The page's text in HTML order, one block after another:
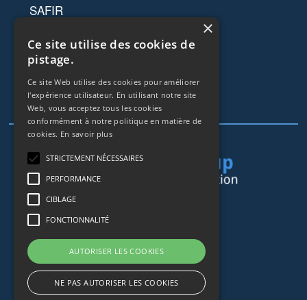
SAFIR
RESSOURCES
Certificats
Mentions Légales
RGPD
Frankreich
+33153838240
Ce site utilise des cookies de
pistage.
Ce site Web utilise des cookies pour améliorer
l'expérience utilisateur. En utilisant notre site
Web, vous acceptez tous les cookies
conformément à notre politique en matière de
cookies. En savoir plus
STRICTEMENT NÉCESSAIRES
PERFORMANCE
CIBLAGE
FONCTIONNALITÉ
AUTORISER LES COOKIES
NE PAS AUTORISER LES COOKIES
×